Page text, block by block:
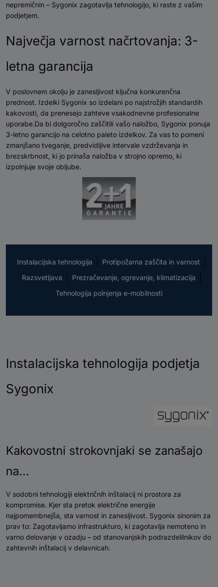
nepremičnin – Sygonix zagotavlja tehnologijo, ki raste z vašim
podjetjem.
Največja varnost načrtovanja: 3-
letna garancija
V poslovnem okolju je zanesljivost ključna konkurenčna
prednost. Izdelki Sygonix so izdelani po najstrožjih standardih
kakovosti, da prenesejo zahteve vsakodnevne profesionalne
uporabe.Da bi dolgoročno zaščitili vašo naložbo, Sygonix ponuja
3-letno garancijo na celotno paleto izdelkov. Za vas to pomeni
zmanjšano tveganje, predvidljive intervale vzdrževanja in
brezskrbnost, ki jo prinaša naložba v strojno opremo, ki
izpolnjuje svoje obljube.
Instalacijska tehnologija
Protipožarna zaščita in varnost
Razsvetljava
Prezračevanje, ogrevanje, klimatizacija
Tehnologija polnjenja e-mobilnosti
Instalacijska tehnologija podjetja
Sygonix
Kakovostni strokovnjaki se zanašajo
na...
V sodobni tehnologiji električnih inštalacij ni prostora za
kompromise. Kjer sta pretok električne energije
najpomembnejša, sta varnost in zanesljivost. Sygonix sinonim za
prav to: Zagotavljamo infrastrukturo, ki zagotavlja nemoteno in
varno delovanje v ozadju – od stanovanjskih podrazdelilnikov do
zahtevnih inštalacij v delavnicah.